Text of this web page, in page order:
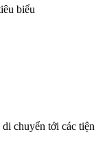
biểu
chuyển tới các tiện